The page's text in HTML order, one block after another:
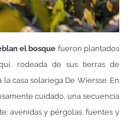
el bosque fueron plantados
rodeada de sus tierras de
casa solariega De Wiersse. En
cuidado, una secuencia
avenidas y pérgolas, fuentes y